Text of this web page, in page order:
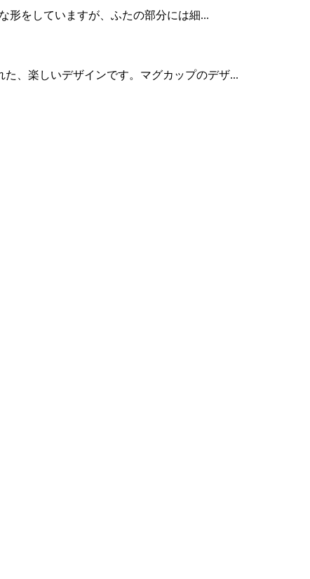
形をしていますが、ふたの部分には細...
、楽しいデザインです。マグカップのデザ...